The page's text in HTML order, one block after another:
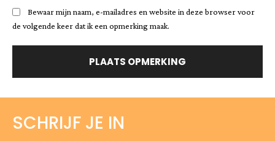
Bewaar mijn naam, e-mailadres en website in deze browser voor
de volgende keer dat ik een opmerking maak.
SCHRIJF JE IN